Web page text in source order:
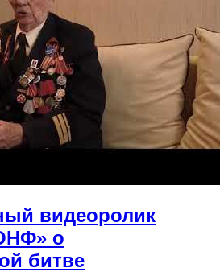
видеоролик
о
битве